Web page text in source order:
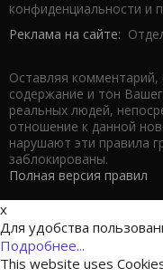
конфиденциальности и
Реклама на сайте:
Оставляя
содержание и тон
реальных людей,
отношение к данной
нарушают эти правила
заблокированы.
Полная версия правил
x
Для удобства
Подробнее...
This website uses